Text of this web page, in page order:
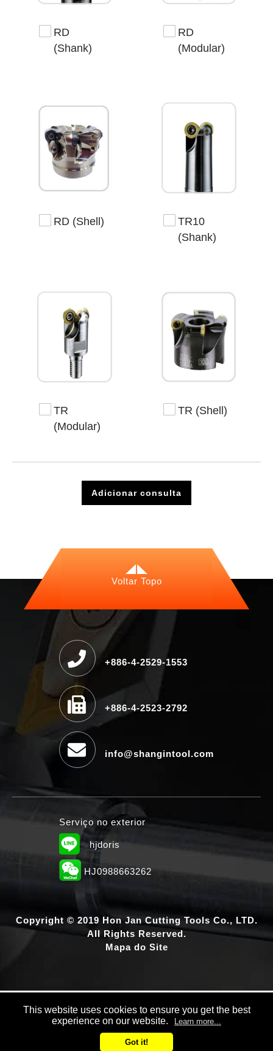
RD
(Shank)
RD
(Modular)
RD (Shell)
TR10
(Shank)
TR
(Modular)
TR (Shell)
Adicionar consulta
Voltar Topo
+886-4-2529-1553
+886-4-2523-2792
info@shangintool.com
Serviço no exterior
hjdoris
HJ0988663262
Copyright © 2019 Hon Jan Cutting Tools Co., LTD.
All Rights Reserved.
Mapa do Site
This website uses cookies to ensure you get the best
experience on our website.
Learn more...
Got it!